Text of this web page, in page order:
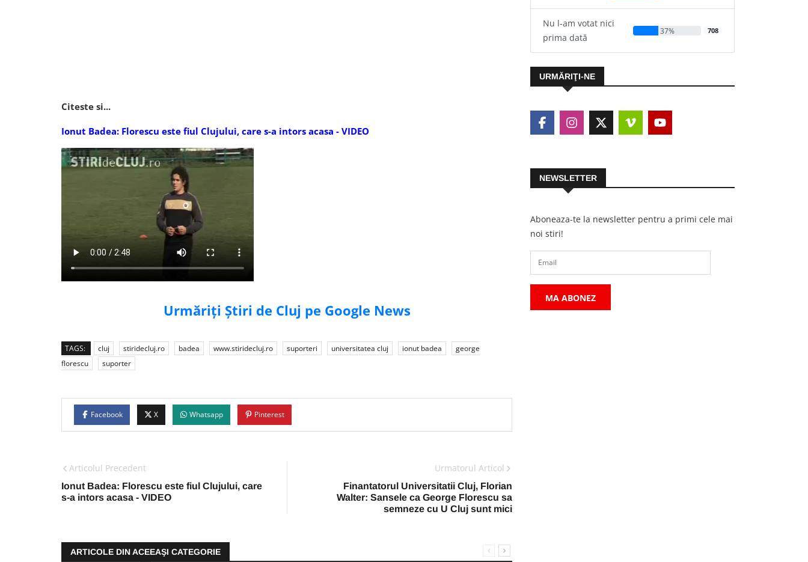
Citeste si...
Ionut Badea: Florescu este fiul Clujului, care s-a intors acasa - VIDEO
Urmăriți Știri de Cluj pe Google News
TAGS: cluj stiridecluj.ro badea www.stiridecluj.ro suporteri universitatea cluj ionut badea
george
florescu
suporter
Facebook X Whatsapp Pinterest
Articolul Precedent
Ionut Badea: Florescu este fiul Clujului, care
s-a intors acasa - VIDEO
Urmatorul Articol
Finantatorul Universitatii Cluj, Florian
Walter: Sansele ca George Florescu sa
semneze cu U Cluj sunt mici
ARTICOLE DIN ACEEAŞI CATEGORIE
Nu l-am votat nici
prima dată
37% 708
URMĂRIŢI-NE
NEWSLETTER
Aboneaza-te la newsletter pentru a primi cele mai
noi stiri!
MA ABONEZ